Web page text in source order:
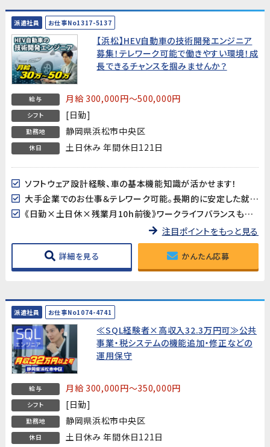
派遣社員 お仕事No1317-5137
【浜松】HEV自動車の技術開発エンジニア
募集！テレワーク可能で働きやすい環境！成
長できるチャンスを掴みませんか？
給与 月給 300,000円～500,000円
シフト [日勤]
勤務地 静岡県浜松市中央区
休日 土日休み 年間休日121日
ソフトウェア設計経験、車の基本機能知識が活かせます！
大手企業でのお仕事＆テレワーク可能。長期的に安定した就業が見込めます。
《日勤×土日休×残業月10h前後》ワークライフバランスも取り易い♪
注目ポイントをもっと見る
詳細を見る かんたん応募
派遣社員 お仕事No1074-4741
≪SQL経験者×高収入32.3万円可≫公共
事業・税システムの機能追加・修正などの
運用保守
給与 月給 300,000円～350,000円
シフト [日勤]
勤務地 静岡県浜松市中央区
休日 土日休み 年間休日121日